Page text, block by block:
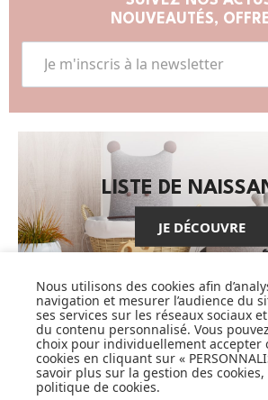
NOUVEAUTÉS,
LISTE DE
JE DÉCOUVRE
CARTES
Nous utilisons des cookies afin
navigation et mesurer l’audience du
ses services sur les réseaux sociaux
du contenu personnalisé. Vous
choix pour individuellement accepter
cookies en cliquant sur «
savoir plus sur la gestion des
politique de cookies.